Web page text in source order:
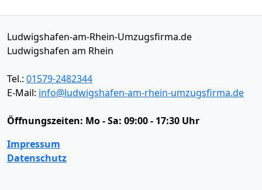
Ludwigshafen-am-Rhein-Umzugsfirma.de
Ludwigshafen am Rhein
Tel.: 01579-2482344
E-Mail: info@ludwigshafen-am-rhein-umzugsfirma.de
Öffnungszeiten: Mo - Sa: 09:00 - 17:30 Uhr
Impressum
Datenschutz